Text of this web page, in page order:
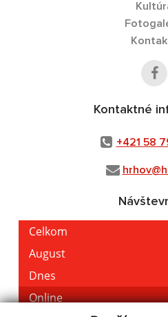
Kontaktné
+421 58